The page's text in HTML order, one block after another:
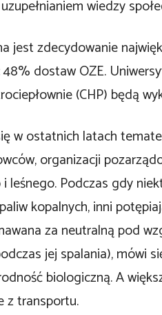
wiedzy
jest zdecydowanie
dostaw OZE.
(CHP) będą
w ostatnich latach
organizacji
leśnego. Podczas gdy
kopalnych, inni
za neutralną pod
jej spalania), mówi
biologiczną. A
z transportu.